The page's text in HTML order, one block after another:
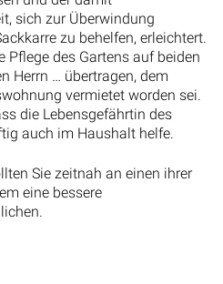
sich zur Überwindung
zu behelfen, erleichtert.
Pflege des Gartens auf beiden
Herrn … übertragen, dem
vermietet worden sei.
die Lebensgefährtin des
auch im Haushalt helfe.
eine bessere